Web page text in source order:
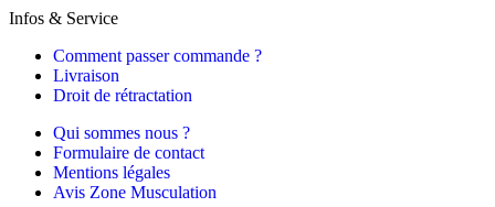
Infos & Service
Comment passer commande ?
Livraison
Droit de rétractation
Qui sommes nous ?
Formulaire de contact
Mentions légales
Avis Zone Musculation